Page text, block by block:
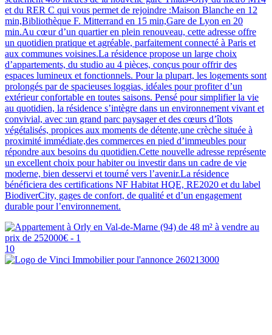
et du RER C qui vous permet de rejoindre :Maison Blanche en 12
min,Bibliothèque F. Mitterrand en 15 min,Gare de Lyon en 20
min.Au cœur d’un quartier en plein renouveau, cette adresse offre
un quotidien pratique et agréable, parfaitement connecté à Paris et
aux communes voisines.La résidence propose un large choix
d’appartements, du studio au 4 pièces, conçus pour offrir des
espaces lumineux et fonctionnels. Pour la plupart, les logements sont
prolongés par de spacieuses loggias, idéales pour profiter d’un
extérieur confortable en toutes saisons. Pensé pour simplifier la vie
au quotidien, la résidence s’intègre dans un environnement vivant et
convivial, avec :un grand parc paysager et des cœurs d’îlots
végétalisés, propices aux moments de détente,une crèche située à
proximité immédiate,des commerces en pied d’immeubles pour
répondre aux besoins du quotidien.Cette nouvelle adresse représente
un excellent choix pour habiter ou investir dans un cadre de vie
moderne, bien desservi et tourné vers l’avenir.La résidence
bénéficiera des certifications NF Habitat HQE, RE2020 et du label
BiodiverCity, gages de confort, de qualité et d’un engagement
durable pour l’environnement.
10